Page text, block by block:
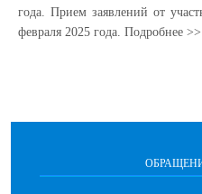
года. Прием заявлений от
февраля 2025 года. Подробнее >>